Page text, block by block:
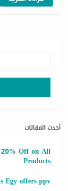
أحدث المقالات
20% Off on All
Products
Egy offers ppv